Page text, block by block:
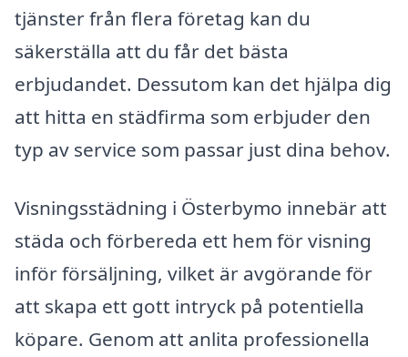
tjänster från flera företag kan du
säkerställa att du får det bästa
erbjudandet. Dessutom kan det hjälpa dig
att hitta en städfirma som erbjuder den
typ av service som passar just dina behov.
Visningsstädning i Österbymo innebär att
städa och förbereda ett hem för visning
inför försäljning, vilket är avgörande för
att skapa ett gott intryck på potentiella
köpare. Genom att anlita professionella